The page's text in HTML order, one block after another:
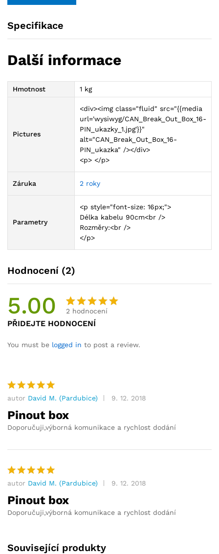
Specifikace
Další informace
Hmotnost 1 kg
Pictures
<div><img class="fluid" src="{{media
url='wysiwyg/CAN_Break_Out_Box_16-
PIN_ukazky_1.jpg'}}"
alt="CAN_Break_Out_Box_16-
PIN_ukazka" /></div>
<p> </p>
Záruka 2 roky
Parametry
<p style="font-size: 16px;">
Délka kabelu 90cm<br />
Rozměry:<br />
</p>
Hodnocení (2)
5.00
Hodnocen
o5.00
5 na
1
2 hodnocení
PŘIDEJTE HODNOCENÍ
You must be logged in to post a review.
Hodnocení
5z 5
autor David M. (Pardubice) 9. 12. 2018
Pinout box
Doporučuji,výborná komunikace a rychlost dodání
Hodnocení
5z 5
autor David M. (Pardubice) 9. 12. 2018
Pinout box
Doporučuji,výborná komunikace a rychlost dodání
Související produkty